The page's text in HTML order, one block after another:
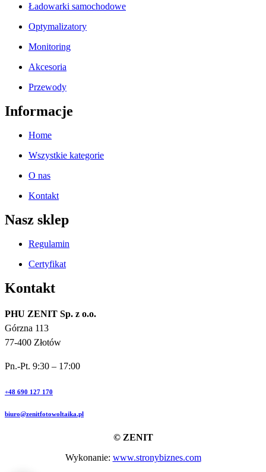
Ładowarki samochodowe
Optymalizatory
Monitoring
Akcesoria
Przewody
Informacje
Home
Wszystkie kategorie
O nas
Kontakt
Nasz sklep
Regulamin
Certyfikat
Kontakt
PHU ZENIT Sp. z o.o.
Górzna 113
77-400 Złotów
Pn.-Pt. 9:30 – 17:00
+48 690 127 170
biuro@zenitfotowoltaika.pl
© ZENIT
Wykonanie: www.stronybiznes.com